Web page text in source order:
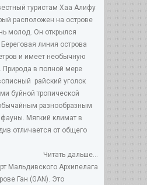
туристам Хаа Алифу
расположен на острове
молод. Он открылся
линия острова
и имеет необычную
в полной мере
райский уголок
буйной тропической
разнообразным
Мягкий климат в
отличается от общего
Читать дальше...
Мальдивского Архипелага
Ган (GAN). Это